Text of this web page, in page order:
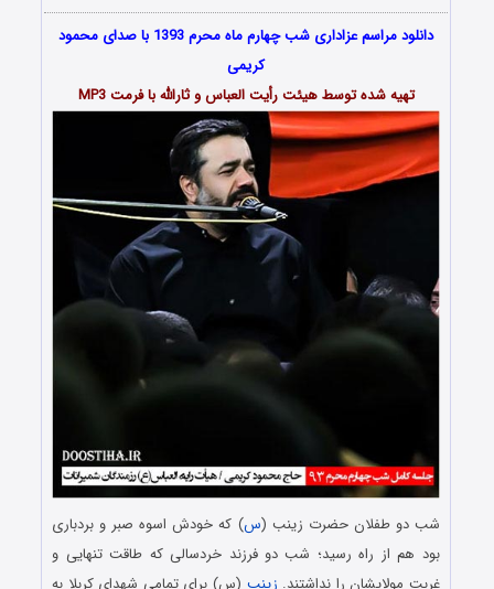
دانلود مراسم عزاداری شب چهارم ماه محرم 1393 با صدای محمود
کریمی
تهیه شده توسط هیئت رأیت العباس و ثارالله با فرمت MP3
شب دو طفلان حضرت زینب (س) که خودش اسوه صبر و بردباری
بود هم از راه رسید؛ شب دو فرزند خردسالی که طاقت تنهایی و
غربت مولایشان را نداشتند. زینب (س) برای تمامی شهدای کربلا به